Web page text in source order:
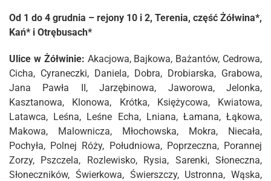
Od 1 do 4 grudnia – rejony 10 i 2, Terenia, część Żółwina*,
Kań* i Otrębusach*
Ulice w Żółwinie: Akacjowa, Bajkowa, Bażantów, Cedrowa,
Cicha, Cyraneczki, Daniela, Dobra, Drobiarska, Grabowa,
Jana Pawła II, Jarzębinowa, Jaworowa, Jelonka,
Kasztanowa, Klonowa, Krótka, Księżycowa, Kwiatowa,
Latawca, Leśna, Leśne Echa, Lniana, Łamana, Łąkowa,
Makowa, Malownicza, Młochowska, Mokra, Niecała,
Pochyła, Polnej Róży, Południowa, Poprzeczna, Porannej
Zorzy, Pszczela, Rozlewisko, Rysia, Sarenki, Słoneczna,
Słoneczników, Świerkowa, Świerszczy, Ustronna, Wąska,